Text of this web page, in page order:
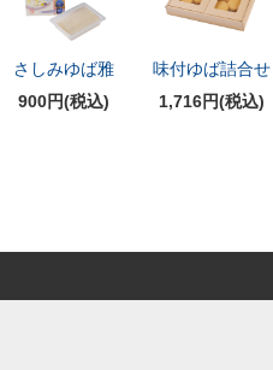
さしみゆば雅
900円(税込)
味付ゆば詰合せ
1,716円(税込)